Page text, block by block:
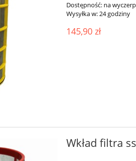
Dostępność: na
Wysyłka w:24 godziny
145,90 zł
Wkład filtra